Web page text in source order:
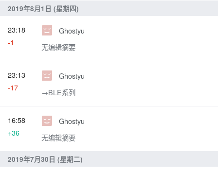
2019年8月1日 (星期四)
Ghostyu
无编辑摘要
23:18
-1
Ghostyu
→‎BLE系列
23:13
-17
Ghostyu
无编辑摘要
16:58
+36
2019年7月30日 (星期二)